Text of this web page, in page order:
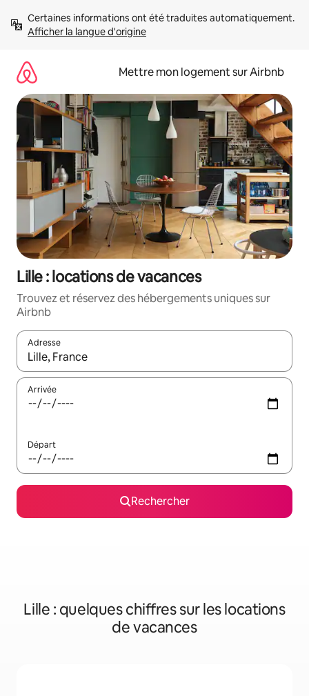
directement
Afficher la langue d'origine
Mettre mon logement sur Airbnb
Lille : locations de vacances
Trouvez et réservez des hébergements uniques sur
Airbnb
Adresse
Lorsque les résultats s'affichent, utilisez les flèches vers le
Arrivée
Départ
Rechercher
Lille : quelques chiffres sur les locations
de vacances